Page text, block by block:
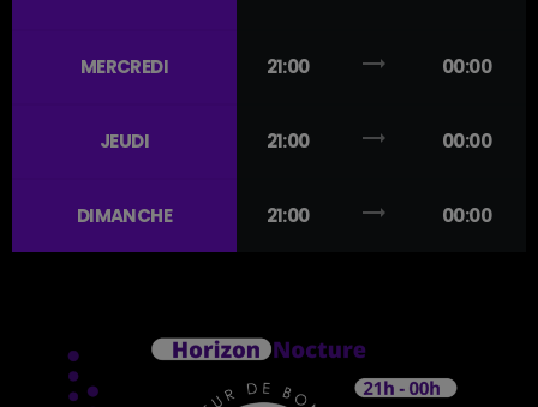
MERCREDI 21:00 trending_flat 00:00
JEUDI 21:00 trending_flat 00:00
DIMANCHE 21:00 trending_flat 00:00